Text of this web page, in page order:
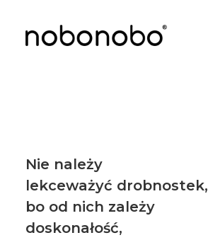
Nie należy
lekceważyć drobnostek,
bo od nich zależy
doskonałość,